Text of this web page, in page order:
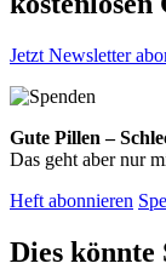
Jetzt Newsletter
Gute Pillen –
Das geht aber nur
Heft abonnieren
Dies könnte